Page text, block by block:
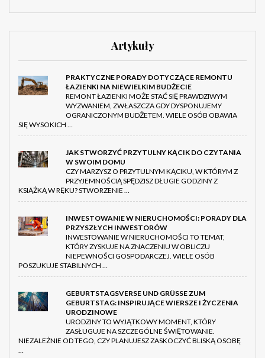
Artykuły
PRAKTYCZNE PORADY DOTYCZĄCE REMONTU
ŁAZIENKI NA NIEWIELKIM BUDŻECIE
REMONT ŁAZIENKI MOŻE STAĆ SIĘ PRAWDZIWYM
WYZWANIEM, ZWŁASZCZA GDY DYSPONUJEMY
OGRANICZONYM BUDŻETEM. WIELE OSÓB OBAWIA
SIĘ WYSOKICH …
JAK STWORZYĆ PRZYTULNY KĄCIK DO CZYTANIA
W SWOIM DOMU
CZY MARZYSZ O PRZYTULNYM KĄCIKU, W KTÓRYM Z
PRZYJEMNOŚCIĄ SPĘDZISZ DŁUGIE GODZINY Z
KSIĄŻKĄ W RĘKU? STWORZENIE …
INWESTOWANIE W NIERUCHOMOŚCI: PORADY DLA
PRZYSZŁYCH INWESTORÓW
INWESTOWANIE W NIERUCHOMOŚCI TO TEMAT,
KTÓRY ZYSKUJE NA ZNACZENIU W OBLICZU
NIEPEWNOŚCI GOSPODARCZEJ. WIELE OSÓB
POSZUKUJE STABILNYCH …
GEBURTSTAGSVERSE UND GRÜSSE ZUM G
EBURTSTAG: INSPIRUJĄCE WIERSZE I ŻYCZENIA U
RODZINOWE
URODZINY TO WYJĄTKOWY MOMENT, KTÓRY
ZASŁUGUJE NA SZCZEGÓLNE ŚWIĘTOWANIE.
NIEZALEŻNIE OD TEGO, CZY PLANUJESZ ZASKOCZYĆ BLISKĄ OSOBĘ
…